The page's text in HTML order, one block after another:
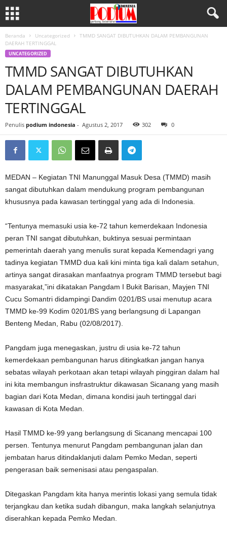
Beranda Uncategorized
TMMD SANGAT DIBUTUHKAN DALAM PEMBANGUNAN
DAERAH TERTINGGAL
UNCATEGORIZED
TMMD SANGAT DIBUTUHKAN
DALAM PEMBANGUNAN DAERAH
TERTINGGAL
Penulis podium indonesia - Agustus 2, 2017 302 0
MEDAN – Kegiatan TNI Manunggal Masuk Desa (TMMD) masih
sangat dibutuhkan dalam mendukung program pembangunan
khususnya pada kawasan tertinggal yang ada di Indonesia.
“Tentunya memasuki usia ke-72 tahun kemerdekaan Indonesia
peran TNI sangat dibutuhkan, buktinya sesuai permintaan
pemerintah daerah yang menulis surat kepada Kemendagri yang
tadinya kegiatan TMMD dua kali kini minta tiga kali dalam setahun,
artinya sangat dirasakan manfaatnya program TMMD tersebut bagi
masyarakat,”ini dikatakan Pangdam I Bukit Barisan, Mayjen TNI
Cucu Somantri didampingi Dandim 0201/BS usai menutup acara
TMMD ke-99 Kodim 0201/BS yang berlangsung di Lapangan
Benteng Medan, Rabu (02/08/2017).
Pangdam juga menegaskan, justru di usia ke-72 tahun
kemerdekaan pembangunan harus ditingkatkan jangan hanya
sebatas wilayah perkotaan akan tetapi wilayah pinggiran dalam hal
ini kita membangun insfrastruktur dikawasan Sicanang yang masih
bagian dari Kota Medan, dimana kondisi jauh tertinggal dari
kawasan di Kota Medan.
Hasil TMMD ke-99 yang berlangsung di Sicanang mencapai 100
persen. Tentunya menurut Pangdam pembangunan jalan dan
jembatan harus ditindaklanjuti dalam Pemko Medan, seperti
pengerasan baik semenisasi atau pengaspalan.
Ditegaskan Pangdam kita hanya merintis lokasi yang semula tidak
terjangkau dan ketika sudah dibangun, maka langkah selanjutnya
diserahkan kepada Pemko Medan.